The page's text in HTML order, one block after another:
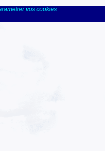
vos cookies